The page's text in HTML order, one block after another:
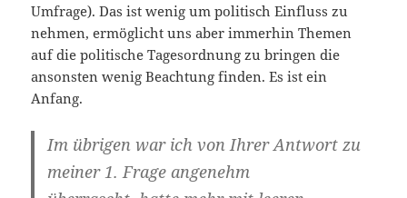
Umfrage). Das ist wenig um politisch Einfluss zu
nehmen, ermöglicht uns aber immerhin Themen
auf die politische Tagesordnung zu bringen die
ansonsten wenig Beachtung finden. Es ist ein
Anfang.
Im übrigen war ich von Ihrer Antwort zu
meiner 1. Frage angenehm